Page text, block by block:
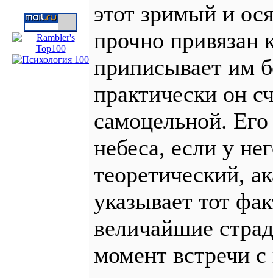
этот зримый и
прочно привязан
приписывает им
практически он
самоцельной.
небеса, если у
теоретический,
указывает тот
величайшие
момент встречи